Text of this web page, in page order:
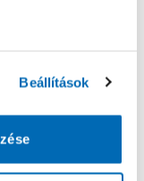
Beállítások